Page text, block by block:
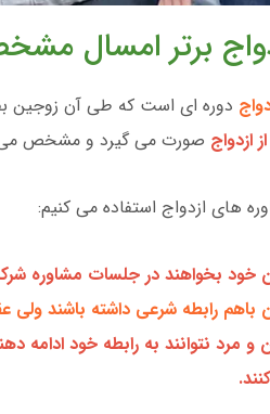
برتر امسال
دوره ای است که طی آن زوجین
ازدواج صورت می گیرد و مشخص می
های ازدواج استفاده می کنیم:
خود بخواهند در جلسات مشاوره
باهم رابطه شرعی داشته باشند ولی
مرد نتوانند به رابطه خود ادامه